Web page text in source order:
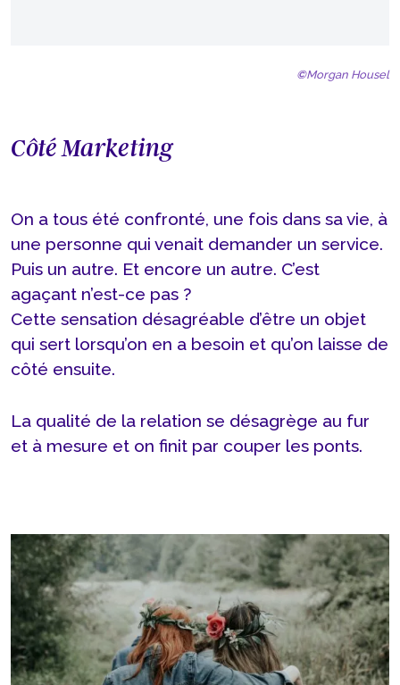
©Morgan Housel
Côté Marketing
On a tous été confronté, une fois dans sa vie, à
une personne qui venait demander un service.
Puis un autre. Et encore un autre. C’est
agaçant n’est-ce pas ?
Cette sensation désagréable d’être un objet
qui sert lorsqu’on en a besoin et qu’on laisse de
côté ensuite.
La qualité de la relation se désagrège au fur
et à mesure et on finit par couper les ponts.